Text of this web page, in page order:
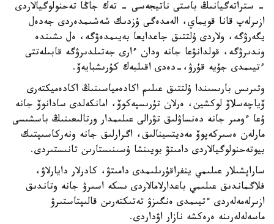
- ستراتەگيانىڭ باستى ناتيجەسى - تەك جاڭا تەحنولوگيالاردى
ازىرلەپ قانا قويماي، الەمدەگى ۇزدىك شەشىمدەردى جەدەل
يگەرۋگە، ولاردى ۇلتتىق جاعدايعا بەيىمدەۋگە، ەل ىشىندە
وندىرۋگە، قولدانۋعا جانە ودان ءارى جەتىلدىرۋگە قابىلەتتى
ءتيىمدى جۇيە قۇرۋ،-دەدى اقىلبەك كۇرىشبايەۆ.
وتىرىس بارىسىندا ۇلتتىق عىلىم اكادەمياسىنىڭ اكادەميكتەرى
ۆياچەسلاۆ لوكشين، ەرلان تۇرىسپەكوۆ، امانكەلدى سادانوۆ جانە
ۇعا ءومىر جانە دەنساۋلىق تۋرالى عىلىمدار ورتالىعىنىڭ باسشىسى
مارلەن ەسىركەپوۆ مەديتسينالىق، اگرارلىق جانە ونەركاسىپتىك
بيوتەحنولوگيالاردى دامىتۋ بويىنشا ۇسىنىستارىن تانىستىردى.
ساراپشىلار عىلىمي ينفراقۇرىلىمدى دامىتۋ، كادرلار دايارلاۋ،
فلاگماندىق عىلىمي باعدارلامالاردى ىسكە اسىرۋ جانە وتاندىق
ازىرلەمەلەردى ءتيىمدى ەنگىزۋ تەتىكتەرىن قالىپتاستىرۋ
ماسەلەلەرىنە ەرەكشە نازار اۋداردى.